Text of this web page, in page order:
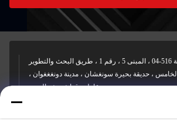
الغرفة 516-04 ، المبنى 5 ، رقم 1 ، طريق البحث والتطوير
الخامس ، حديقة بحيرة سونغشان ، مدينة دونغغغوان ،
مقاطعة قوانغدونغ ، الصين